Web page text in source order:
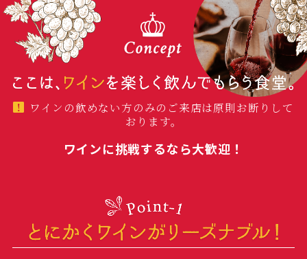
ワインの飲めない方のみのご来店は原則お断りして
おります。
ワインに挑戦するなら大歓迎！